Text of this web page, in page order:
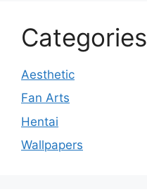
Categories
Aesthetic
Fan Arts
Hentai
Wallpapers